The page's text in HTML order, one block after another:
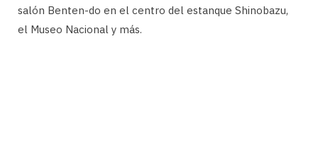
salón Benten-do en el centro del estanque Shinobazu,
el Museo Nacional y más.